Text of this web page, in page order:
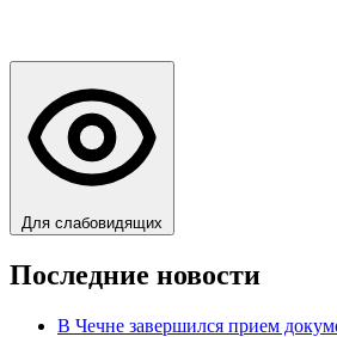
Для слабовидящих
Последние новости
В Чечне завершился прием